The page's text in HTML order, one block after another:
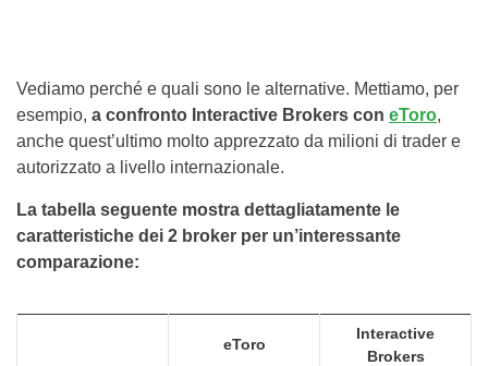
Vediamo perché e quali sono le alternative. Mettiamo, per
esempio, a confronto Interactive Brokers con eToro,
anche quest’ultimo molto apprezzato da milioni di trader e
autorizzato a livello internazionale.
La tabella seguente mostra dettagliatamente le
caratteristiche dei 2 broker per un’interessante
comparazione:
eToro
Interactive
Brokers